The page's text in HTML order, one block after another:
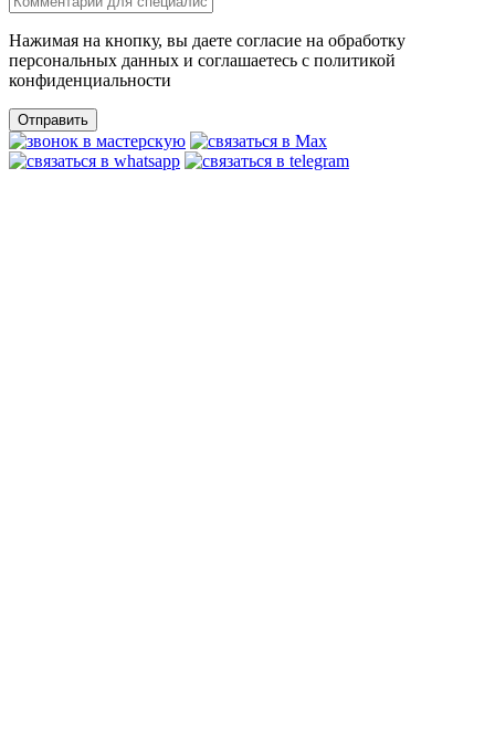
Нажимая на кнопку, вы даете согласие на обработку
персональных данных и соглашаетесь c политикой
конфиденциальности
Отправить